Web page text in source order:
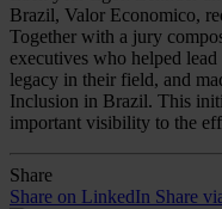
Brazil, Valor Economico,
Together with a jury
executives who helped
legacy in their field, and
Inclusion in Brazil. This
important visibility to the
Share
Share on LinkedIn Share